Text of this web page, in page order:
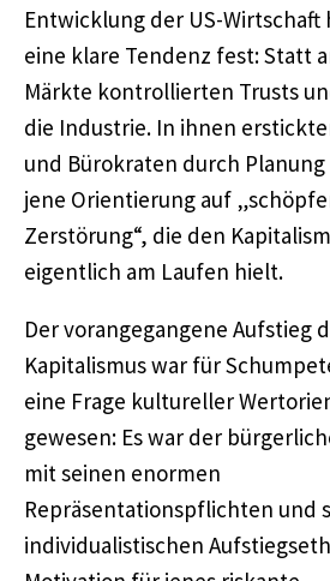
Entwicklung der US-Wirtschaft
eine klare Tendenz fest: Statt
Märkte kontrollierten Trusts
die Industrie. In ihnen
und Bürokraten durch
jene Orientierung auf
Zerstörung“, die den
eigentlich am Laufen hielt.
Der vorangegangene Aufstieg
Kapitalismus war für
eine Frage kultureller
gewesen: Es war der
mit seinen enormen
Repräsentationspflichten und
individualistischen